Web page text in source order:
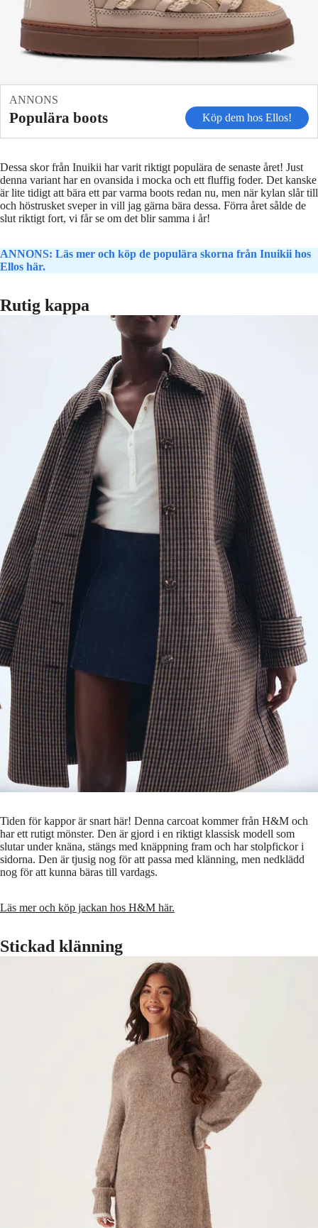
ANNONS
Populära boots Köp dem hos Ellos!
Dessa skor från Inuikii har varit riktigt populära de senaste året! Just
denna variant har en ovansida i mocka och ett fluffig foder. Det kanske
är lite tidigt att bära ett par varma boots redan nu, men när kylan slår till
och höstrusket sveper in vill jag gärna bära dessa. Förra året sålde de
slut riktigt fort, vi får se om det blir samma i år!
ANNONS: Läs mer och köp de populära skorna från Inuikii hos
Ellos här.
Rutig kappa
Tiden för kappor är snart här! Denna carcoat kommer från H&M och
har ett rutigt mönster. Den är gjord i en riktigt klassisk modell som
slutar under knäna, stängs med knäppning fram och har stolpfickor i
sidorna. Den är tjusig nog för att passa med klänning, men nedklädd
nog för att kunna bäras till vardags.
Läs mer och köp jackan hos H&M här.
Stickad klänning